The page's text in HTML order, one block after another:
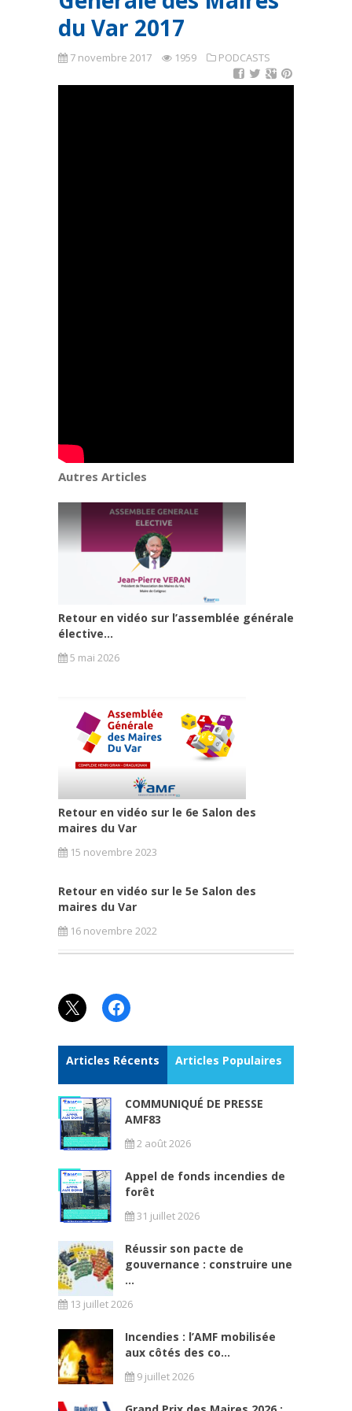
du Var 2017
7 novembre 2017 1959 PODCASTS
Autres Articles
Retour en vidéo sur l’assemblée générale
élective...
5 mai 2026
Retour en vidéo sur le 6e Salon des
maires du Var
15 novembre 2023
Retour en vidéo sur le 5e Salon des
maires du Var
16 novembre 2022
X Facebook
Articles Récents Articles Populaires
COMMUNIQUÉ DE PRESSE
AMF83
2 août 2026
Appel de fonds incendies de
forêt
31 juillet 2026
Réussir son pacte de
gouvernance : construire une
...
13 juillet 2026
Incendies : l’AMF mobilisée
aux côtés des co...
9 juillet 2026